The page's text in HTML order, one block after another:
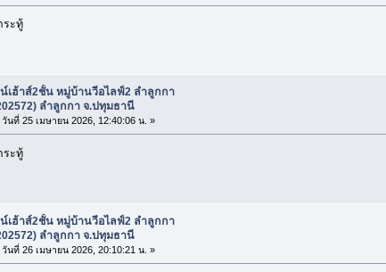
ระทู้
เฮ้าส์2ชั้น หมู่บ้านวีอไลฟ์2 ลำลูกกา
ลำลูกกา จ.ปทุมธานี
วันที่ 25 เมษายน 2026, 12:40:06 น. »
ระทู้
เฮ้าส์2ชั้น หมู่บ้านวีอไลฟ์2 ลำลูกกา
ลำลูกกา จ.ปทุมธานี
วันที่ 26 เมษายน 2026, 20:10:21 น. »